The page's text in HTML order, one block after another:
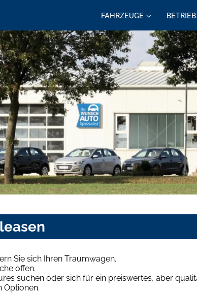
FAHRZEUGE BETRIEB
Sie sich Ihren Traumwagen.
offen.
suchen oder sich für ein preiswertes, aber
Optionen.